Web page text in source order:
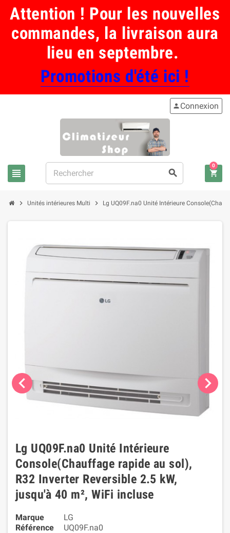
Attention ! Pour les nouvelles
commandes, la livraison aura
lieu en septembre.
Promotions d'été ici !
view_headline search
person Connexion
shopping_cart
0
chevron_right Unités intérieures Multi chevron_right Lg UQ09F.na0 Unité Intérieure
chevron_left chevron_right
Lg UQ09F.na0 Unité Intérieure
Console(Chauffage rapide au sol),
R32 Inverter Reversible 2.5 kW,
jusqu'à 40 m², WiFi incluse
Marque
LG
Référence
UQ09F.na0